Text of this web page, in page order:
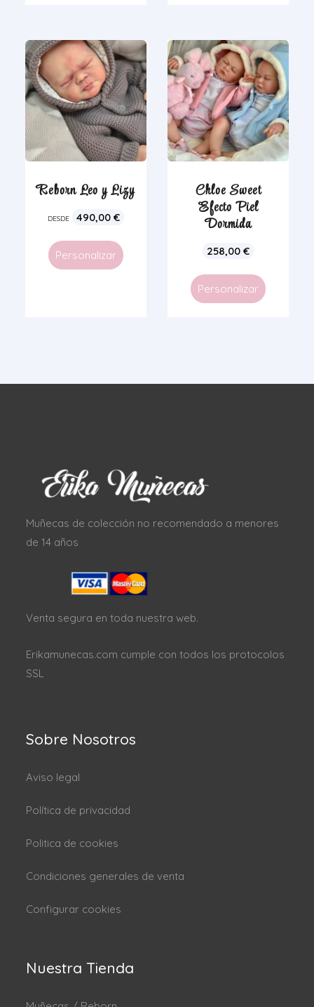
Reborn Leo y Lizy
DESDE 490,00 €
Personalizar
Chloe Sweet
Efecto Piel
Dormida
258,00€
Personalizar
Muñecas de colección no recomendado a menores
de 14 años
Venta segura en toda nuestra web.
Erikamunecas.com cumple con todos los protocolos
SSL
Sobre Nosotros
Aviso legal
Política de privacidad
Politica de cookies
Condiciones generales de venta
Configurar cookies
Nuestra Tienda